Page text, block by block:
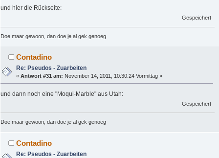
und hier die Rückseite:
Gespeichert
Doe maar gewoon, dan doe je al gek genoeg
Contadino
Re: Pseudos - Zuarbeiten
«Antwort #31 am: November 14, 2011, 10:30:24 Vormittag »
und dann noch eine "Moqui-Marble" aus Utah:
Gespeichert
Doe maar gewoon, dan doe je al gek genoeg
Contadino
Re: Pseudos - Zuarbeiten